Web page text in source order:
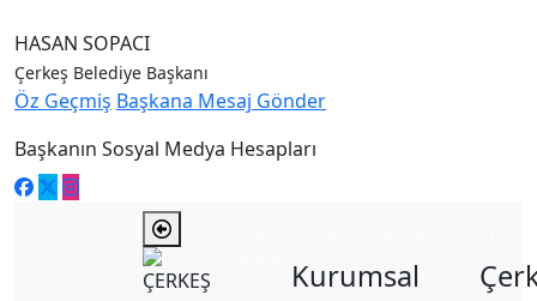
HASAN SOPACI
Çerkeş Belediye Başkanı
Öz Geçmiş Başkana Mesaj Gönder
Başkanın Sosyal Medya Hesapları
Kurumsal